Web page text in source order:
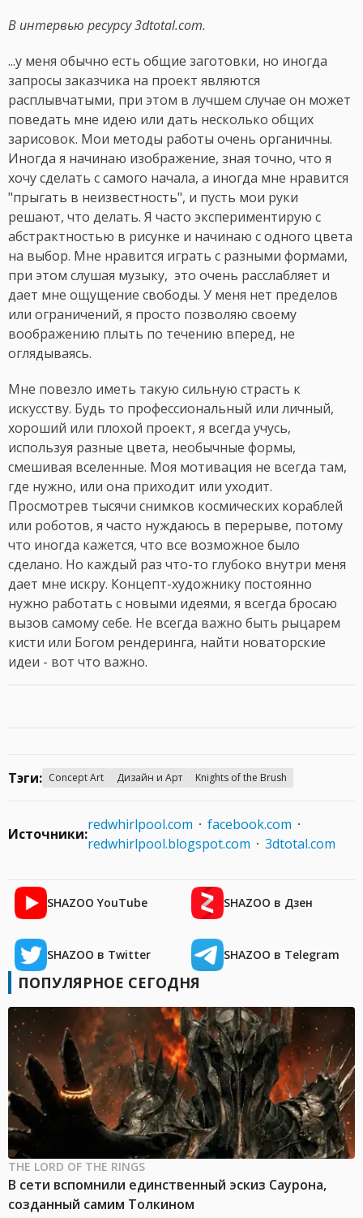
В интервью ресурсу 3dtotal.com.
...у меня обычно есть общие заготовки, но иногда
запросы заказчика на проект являются
расплывчатыми, при этом в лучшем случае он может
поведать мне идею или дать несколько общих
зарисовок. Мои методы работы очень органичны.
Иногда я начинаю изображение, зная точно, что я
хочу сделать с самого начала, а иногда мне нравится
"прыгать в неизвестность", и пусть мои руки
решают, что делать. Я часто экспериментирую с
абстрактностью в рисунке и начинаю с одного цвета
на выбор. Мне нравится играть с разными формами,
при этом слушая музыку, это очень расслабляет и
дает мне ощущение свободы. У меня нет пределов
или ограничений, я просто позволяю своему
воображению плыть по течению вперед, не
оглядываясь.
Мне повезло иметь такую ​​сильную страсть к
искусству. Будь то профессиональный или личный,
хороший или плохой проект, я всегда учусь,
используя разные цвета, необычные формы,
смешивая вселенные. Моя мотивация не всегда там,
где нужно, или она приходит или уходит.
Просмотрев тысячи снимков космических кораблей
или роботов, я часто нуждаюсь в перерыве, потому
что иногда кажется, что все возможное было
сделано. Но каждый раз что-то глубоко внутри меня
дает мне искру. Концепт-художнику постоянно
нужно работать с новыми идеями, я всегда бросаю
вызов самому себе. Не всегда важно быть рыцарем
кисти или Богом рендеринга, найти новаторские
идеи - вот что важно.
Тэги: Concept Art Дизайн и Арт Knights of the Brush
Источники:
redwhirlpool.com
facebook.com
redwhirlpool.blogspot.com
3dtotal.com
SHAZOO YouTube SHAZOO в Дзен
SHAZOO в Twitter SHAZOO в Telegram
ПОПУЛЯРНОЕ СЕГОДНЯ
THE LORD OF THE RINGS
В сети вспомнили единственный эскиз Саурона,
созданный самим Толкином